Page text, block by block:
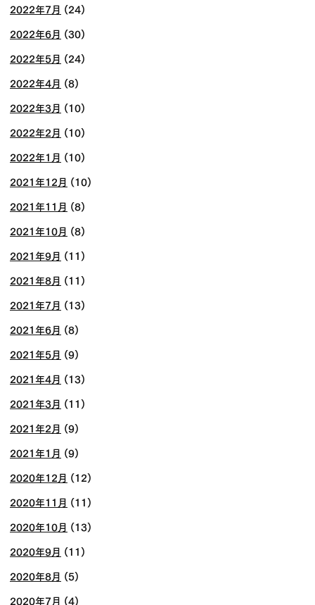
2022年7月 (24)
2022年6月 (30)
2022年5月 (24)
2022年4月 (8)
2022年3月 (10)
2022年2月 (10)
2022年1月 (10)
2021年12月 (10)
2021年11月 (8)
2021年10月 (8)
2021年9月 (11)
2021年8月 (11)
2021年7月 (13)
2021年6月 (8)
2021年5月 (9)
2021年4月 (13)
2021年3月 (11)
2021年2月 (9)
2021年1月 (9)
2020年12月 (12)
2020年11月 (11)
2020年10月 (13)
2020年9月 (11)
2020年8月 (5)
2020年7月 (4)